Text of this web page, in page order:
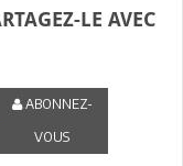
LE AVEC
ABONNEZ-
VOUS